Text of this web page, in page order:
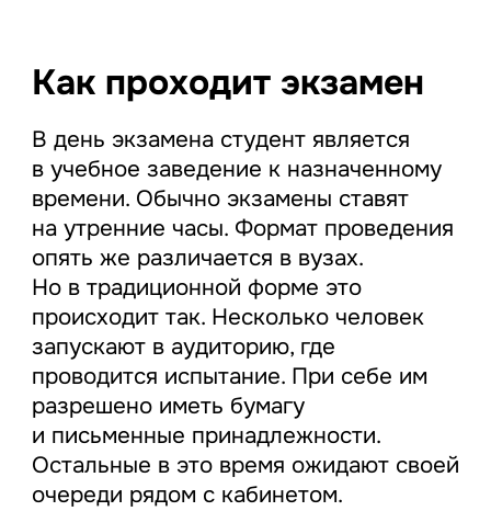
Как проходит экзамен
В день экзамена студент является
в учебное заведение к назначенному
времени. Обычно экзамены ставят
на утренние часы. Формат проведения
опять же различается в вузах.
Но в традиционной форме это
происходит так. Несколько человек
запускают в аудиторию, где
проводится испытание. При себе им
разрешено иметь бумагу
и письменные принадлежности.
Остальные в это время ожидают своей
очереди рядом с кабинетом.